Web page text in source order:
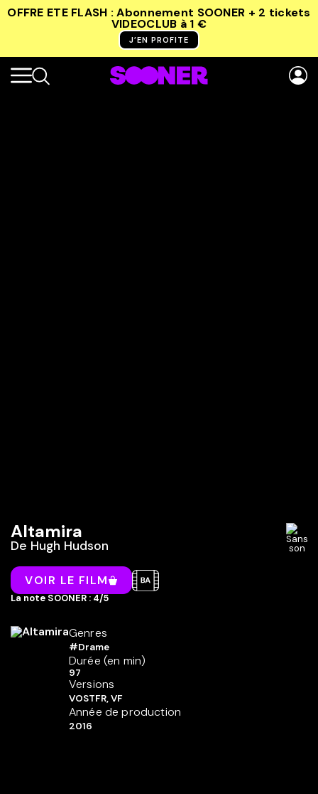
OFFRE ETE FLASH : Abonnement SOONER + 2 tickets
VIDEOCLUB à 1 €
J’EN PROFITE
Altamira
De Hugh Hudson
VOIR LE FILM
La note SOONER : 4/5
Genres
#Drame
Durée (en min)
97
Versions
VOSTFR, VF
Année de production
2016